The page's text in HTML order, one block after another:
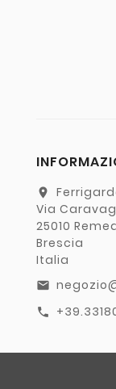
location_on
Via
25010
Brescia
Italia
email
call